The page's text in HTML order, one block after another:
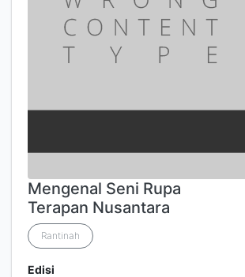
Mengenal Seni Rupa
Terapan Nusantara
Rantinah
Edisi